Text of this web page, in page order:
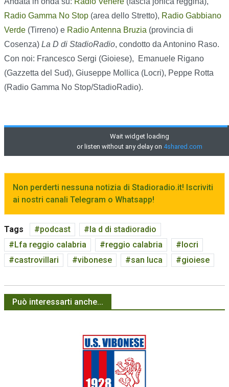
Radio Gamma No Stop (area dello Stretto), Radio Gabbiano
Verde (Tirreno) e Radio Antenna Bruzia (provincia di
Cosenza) La D di StadioRadio, condotto da Antonino Raso.
Con noi: Francesco Sergi (Gioiese), Emanuele Rigano
(Gazzetta del Sud), Giuseppe Mollica (Locri), Peppe Rotta
(Radio Gamma No Stop/StadioRadio).
Non perderti nessuna notizia di Stadioradio.it! Iscriviti
ai nostri canali Telegram o Whatsapp!
Tags podcast
la d di stadioradio
Lfa reggio calabria
reggio calabria
locri
castrovillari
vibonese san luca gioiese
Può interessarti anche...